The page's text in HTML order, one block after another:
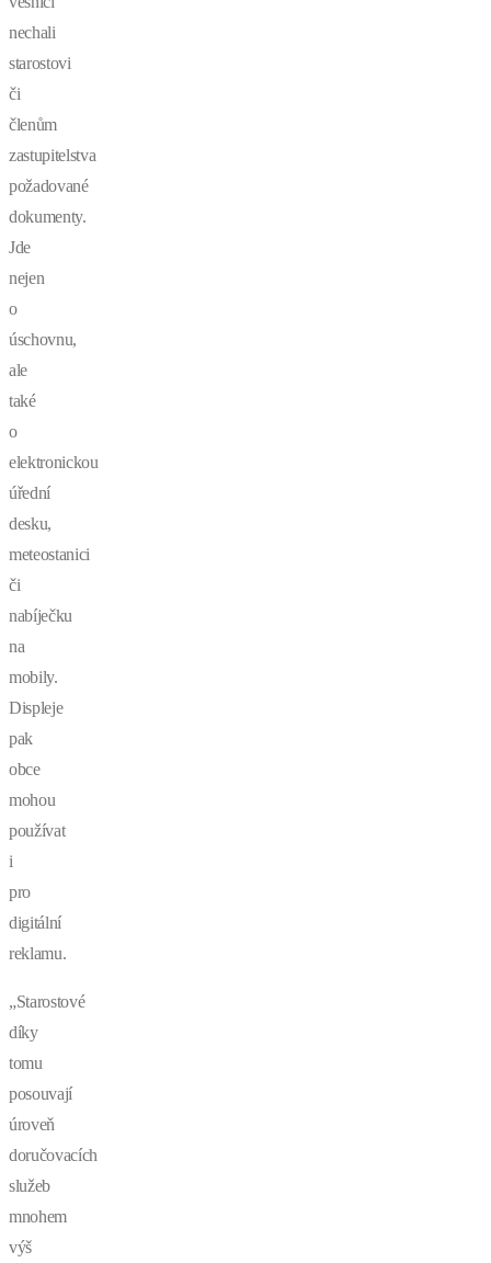
nechali
starostovi
či
členům
zastupitelstva
požadované
dokumenty.
Jde
nejen
o
úschovnu,
ale
také
o
elektronickou
úřední
desku,
meteostanici
či
nabíječku
na
mobily.
Displeje
pak
obce
mohou
používat
i
pro
digitální
reklamu.
„Starostové
díky
tomu
posouvají
úroveň
doručovacích
služeb
mnohem
výš